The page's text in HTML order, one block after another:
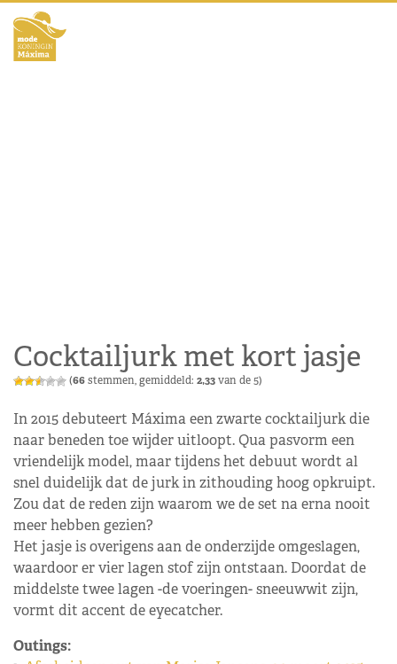
Cocktailjurk met kort jasje
(66stemmen, gemiddeld: 2,33van de 5)
In 2015 debuteert Máxima een zwarte cocktailjurk die
naar beneden toe wijder uitloopt. Qua pasvorm een
vriendelijk model, maar tijdens het debuut wordt al
snel duidelijk dat de jurk in zithouding hoog opkruipt.
Zou dat de reden zijn waarom we de set na erna nooit
meer hebben gezien?
Het jasje is overigens aan de onderzijde omgeslagen,
waardoor er vier lagen stof zijn ontstaan. Doordat de
middelste twee lagen -de voeringen- sneeuwwit zijn,
vormt dit accent de eyecatcher.
Outings: